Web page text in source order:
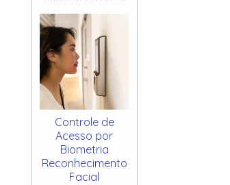
Controle de
Acesso por
Biometria
Reconhecimento
Facial